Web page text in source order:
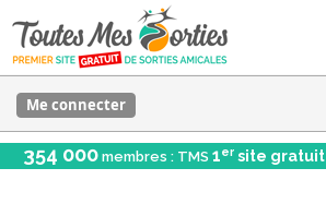
Me connecter
354 000 membres : TMS 1er site gratuit